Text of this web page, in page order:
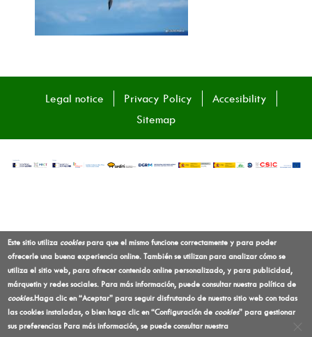
Legal notice Privacy Policy
Accesibility
Sitemap
Este sitio utiliza cookiespara que el mismo funcione correctamente y para poder
ofrecerle una buena experiencia online. También se utilizan para analizar cómo se
utiliza el sitio web, para ofrecer contenido online personalizado, y para publicidad,
márquetin y redes sociales. Para más información, puede consultar nuestra política de
cookies.Haga clic en “Aceptar” para seguir disfrutando de nuestro sitio web con todas
las cookies instaladas, o bien haga clic en “Configuración de cookies” para gestionar
sus preferencias Para más información, se puede consultar nuestra